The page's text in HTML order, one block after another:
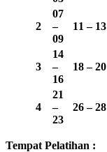
2
07
–
09
11 – 13
3
14
–
16
18 – 20
4
21
–
23
26 – 28
Tempat Pelatihan :